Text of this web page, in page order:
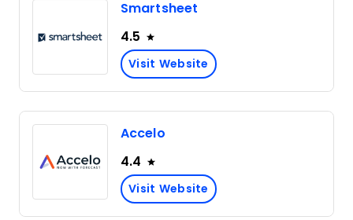
Smartsheet
4.5
Visit Website
Accelo
4.4
Visit Website